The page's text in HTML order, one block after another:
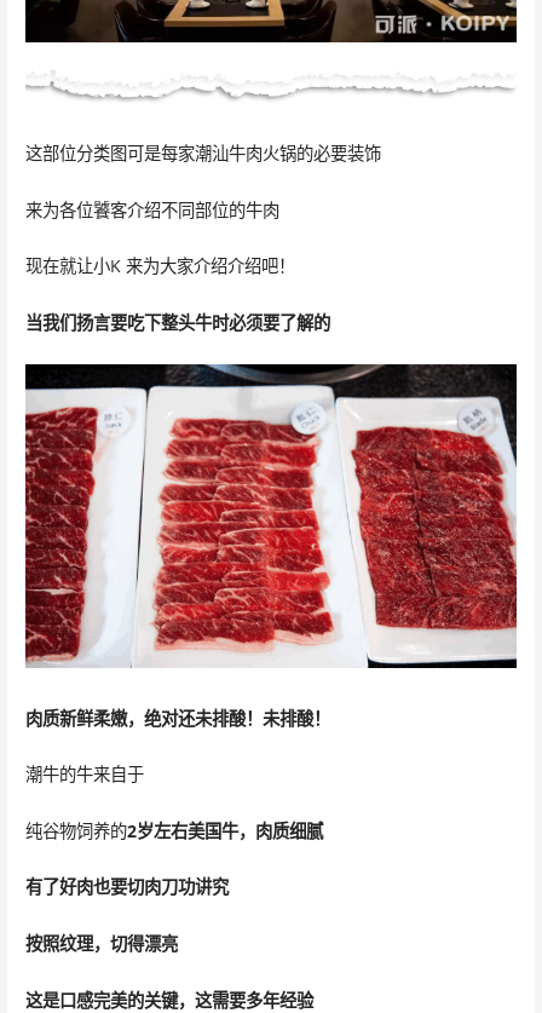
这部位分类图可是每家潮汕牛肉火锅的必要装饰
来为各位饕客介绍不同部位的牛肉
现在就让小K 来为大家介绍介绍吧！
当我们扬言要吃下整头牛时必须要了解的
肉质新鲜柔嫩，绝对还未排酸！未排酸！
潮牛的牛来自于
纯谷物饲养的2岁左右美国牛，肉质细腻
有了好肉也要切肉刀功讲究
按照纹理，切得漂亮
这是口感完美的关键，这需要多年经验